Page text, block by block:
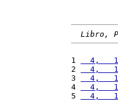
Libro,
1
4,
2
4,
3
4,
4
4,
5
4,